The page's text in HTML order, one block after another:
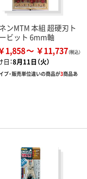
ンMTM 本組 超硬刃ト
ビット 6mm軸
1,858 ￥11,737
：8月11日（火）
プ・販売単位違いの商品が3商品あ